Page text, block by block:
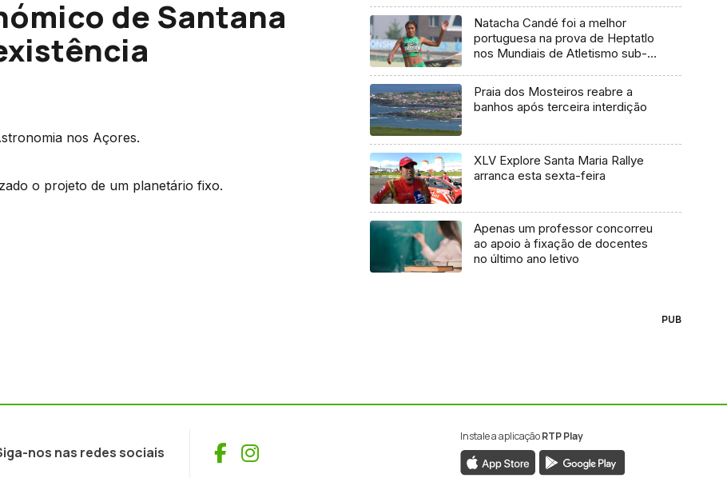
de Santana
nos Açores.
o projeto de um planetário fixo.
Natacha Candé foi a melhor
portuguesa na prova de Heptatlo
nos Mundiais de Atletismo sub-
Praia dos Mosteiros reabre a
banhos após terceira interdição
XLV Explore Santa Maria Rallye
arranca esta sexta-feira
Apenas um professor concorreu
ao apoio à fixação de docentes
no último ano letivo
PUB
nos nas redes sociais Facebook
Instagram
Instale a aplicaçãoRTP Play